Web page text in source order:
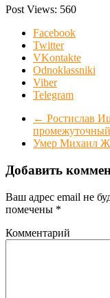
Post Views: 560
Facebook
Twitter
VKontakte
Odnoklassniki
Viber
Telegram
← Ростислав
Умер Михаил
Добавить
Ваш адрес email не
помечены *
Комментарий